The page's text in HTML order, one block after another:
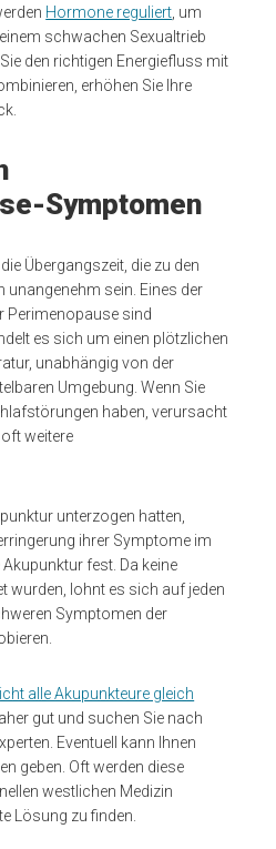
Hormone reguliert , um
schwachen Sexualtrieb
den richtigen Energiefluss mit
erhöhen Sie Ihre
Symptomen
Übergangszeit, die zu den
unangenehm sein. Eines der
Perimenopause sind
es sich um einen plötzlichen
unabhängig von der
Umgebung. Wenn Sie
haben, verursacht
weitere
unterzogen hatten,
ihrer Symptome im
fest. Da keine
wurden, lohnt es sich auf jeden
Symptomen der
alle Akupunkteure gleich
gut und suchen Sie nach
Eventuell kann Ihnen
geben. Oft werden diese
westlichen Medizin
Lösung zu finden.